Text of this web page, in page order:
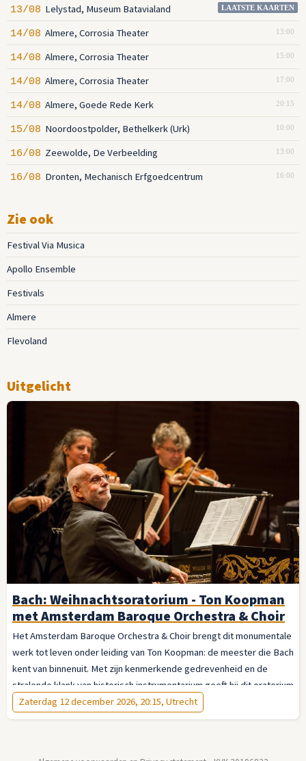
LAATSTE KAARTEN
13/08 Lelystad, Museum Batavialand
13:00
14/08 Almere, Corrosia Theater
15:00
14/08 Almere, Corrosia Theater
17:00
14/08 Almere, Corrosia Theater
20:15
14/08 Almere, Goede Rede Kerk
10:00
15/08 Noordoostpolder, Bethelkerk (Urk)
13:00
16/08 Zeewolde, De Verbeelding
16:00
16/08 Dronten, Mechanisch Erfgoedcentrum
Zie ook
Festival Via Musica
Apollo Ensemble
Festivals
Almere
Flevoland
Uitgelicht
Bach: Weihnachtsoratorium - Ton Koopman
met Amsterdam Baroque Orchestra & Choir
Het Amsterdam Baroque Orchestra & Choir brengt dit monumentale
werk tot leven onder leiding van Ton Koopman: de meester die Bach
kent van binnenuit. Met zijn kenmerkende gedrevenheid en de
stralende klank van historisch instrumentarium geeft hij dit oratorium
de vanzelfsprekendheid van iets eeuwigs. Laat u meevoeren — van
de jubelende openingskoren tot de stille verwondering van het slot.
Zaterdag 12 december 2026, 20:15, Utrecht